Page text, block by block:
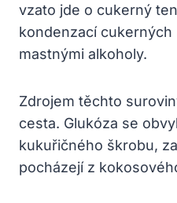
vzato jde o cukerný
kondenzací
mastnými alkoholy.
Zdrojem těchto
cesta. Glukóza se
kukuřičného škrobu,
pocházejí z